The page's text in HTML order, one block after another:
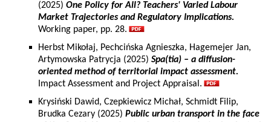
(2025) One Policy for All? Teachers' Varied Labour
Market Trajectories and Regulatory Implications.
Working paper, pp. 28.
Herbst Mikołaj, Pechcińska Agnieszka, Hagemejer Jan,
Artymowska Patrycja (2025) Spa(tia) – a diffusion-
oriented method of territorial impact assessment.
Impact Assessment and Project Appraisal.
Krysiński Dawid, Czepkiewicz Michał, Schmidt Filip,
Brudka Cezary (2025) Public urban transport in the face